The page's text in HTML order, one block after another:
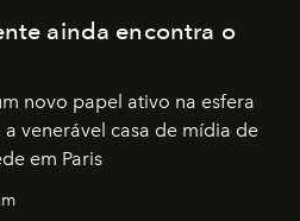
ainda encontra o
novo papel ativo na esfera
a venerável casa de mídia de
em Paris